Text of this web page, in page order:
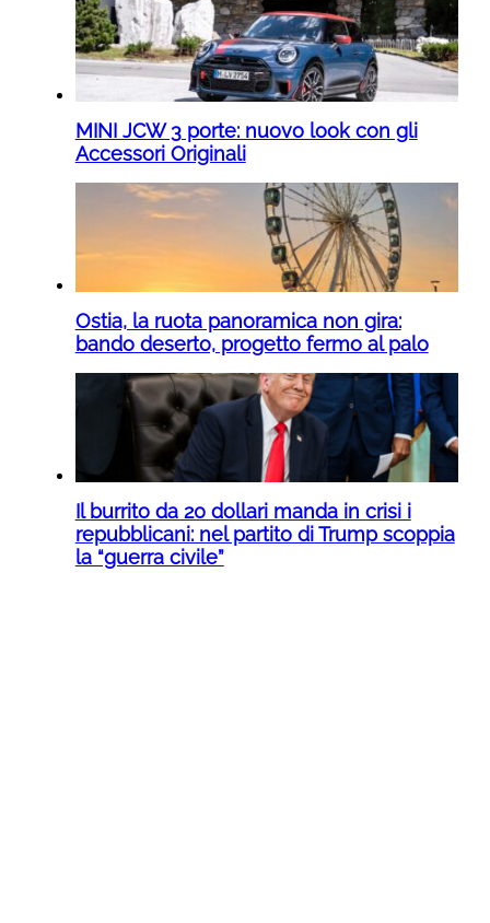
MINI JCW 3 porte: nuovo look con gli
Accessori Originali
Ostia, la ruota panoramica non gira:
bando deserto, progetto fermo al palo
Il burrito da 20 dollari manda in crisi i
repubblicani: nel partito di Trump scoppia
la “guerra civile”